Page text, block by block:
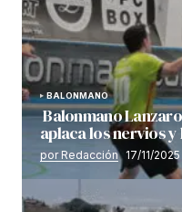
BALONMANO
Balonmano
aplaca los nervios
por Redacción 17/11/